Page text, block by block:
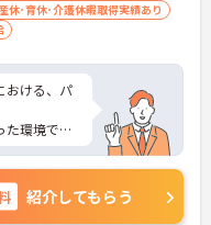
休･育休･介護休暇取得実績あり
おける、パ
た環境で
ど、さらに
談くださ
紹介してもらう